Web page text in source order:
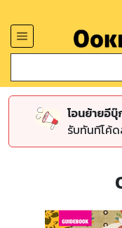
โอนย้ายอี
รับทันทีโค้